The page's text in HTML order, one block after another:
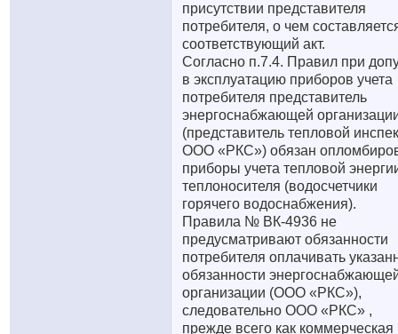
присутствии представителя
потребителя, о чем
соответствующий акт.
Согласно п.7.4. Правил при
в эксплуатацию приборов учета
потребителя представитель
энергоснабжающей
(представитель тепловой
ООО «РКС») обязан
приборы учета тепловой
теплоносителя (водосчетчики
горячего водоснабжения).
Правила № ВК-4936 не
предусматривают обязанности
потребителя оплачивать
обязанности
организации (ООО «РКС»),
следовательно ООО «РКС» ,
прежде всего как коммерческая